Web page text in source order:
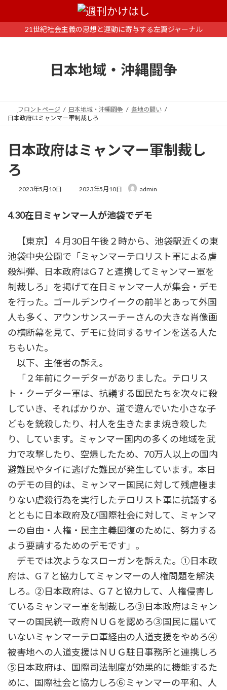
ン
ー
21世紀社会主義の思想と運動に寄与する左翼ジャーナル
日本地域・沖縄闘争
フロントページ 日本地域・沖縄闘争
各地の闘い
日本政府はミャンマー軍制裁しろ
日本政府はミャンマー軍制裁し
ろ
2023年5月10日
最
新
:
2023年5月10日 admin
4.30在日ミャンマー人が池袋でデモ
【東京】４月30日午後２時から、池袋駅近くの東
池袋中央公園で「ミャンマーテロリスト軍による虐
殺糾弾、日本政府はG７と連携してミャンマー軍を
制裁しろ」を掲げて在日ミャンマー人が集会・デモ
を行った。ゴールデンウイークの前半とあって外国
人も多く、アウンサンスーチーさんの大きな肖像画
の横断幕を見て、デモに賛同するサインを送る人た
ちもいた。
以下、主催者の訴え。
「２年前にクーデターがありました。テロリス
ト・クーデター軍は、抗議する国民たちを次々に殺
していき、そればかりか、道で遊んでいた小さな子
どもを銃殺したり、村人を生きたまま焼き殺した
り、しています。ミャンマー国内の多くの地域を武
力で攻撃したり、空爆したため、70万人以上の国内
避難民やタイに逃げた難民が発生しています。本日
のデモの目的は、ミャンマー国民に対して残虐極ま
りない虐殺行為を実行したテロリスト軍に抗議する
とともに日本政府及び国際社会に対して、ミャンマ
ーの自由・人権・民主主義回復のために、努力する
よう要請するためのデモです」。
デモでは次ようなスローガンを訴えた。①日本政
府は、G７と協力してミャンマーの人権問題を解決
しろ。②日本政府は、G７と協力して、人権侵害し
ているミャンマー軍を制裁しろ③日本政府はミャン
マーの国民統一政府ＮＵＧを認めろ③国民に届いて
いないミャンマーテロ軍経由の人道支援をやめろ④
被害地への人道支援はＮＵＧ駐日事務所と連携しろ
⑤日本政府は、国際司法制度が効果的に機能するた
めに、国際社会と協力しろ⑥ミャンマーの平和、人